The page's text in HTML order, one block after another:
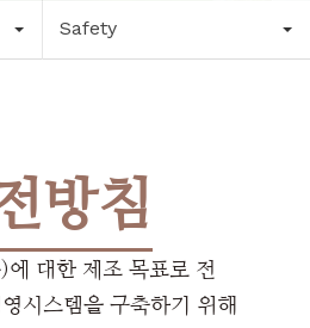
Safety
방침
에 대한 제조 목표로 전
시스템을 구축하기 위해